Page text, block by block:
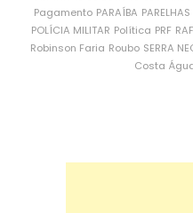
Pagamento PARAÍBA PARELHAS
POLÍCIA MILITAR Política PRF
Robinson Faria Roubo SERRA
Costa